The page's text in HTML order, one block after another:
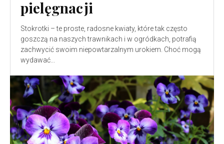
pielęgnacji
Stokrotki – te proste, radosne kwiaty, które tak często
goszczą na naszych trawnikach i w ogródkach, potrafią
zachwycić swoim niepowtarzalnym urokiem. Choć mogą
wydawać...